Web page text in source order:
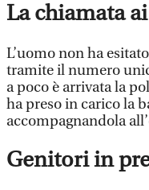
La chiamata
L’uomo non ha
tramite il numero
a poco è arrivata la
ha preso in carico la
accompagnandola
Genitori in